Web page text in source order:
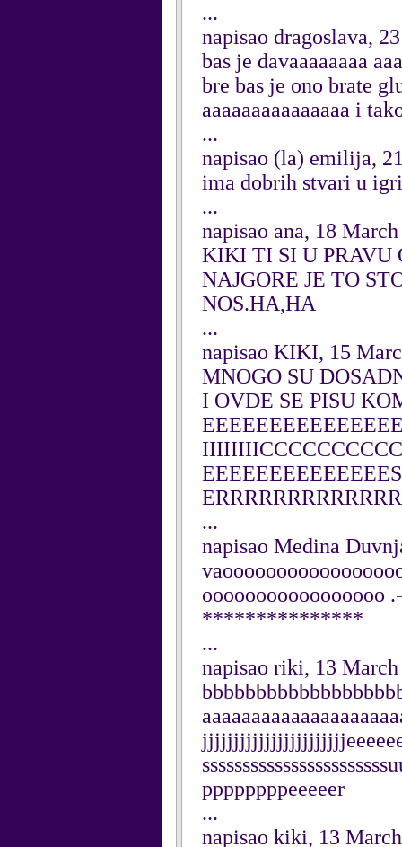
...
napisao dragoslava,
bas je davaaaaaaaa
bre bas je ono brate
aaaaaaaaaaaaaaa i
...
napisao (la) emilija,
ima dobrih stvari u
...
napisao ana, 18
KIKI TI SI U PRAVU
NAJGORE JE TO
NOS.HA,HA
...
napisao KIKI, 15
MNOGO SU
I OVDE SE PISU
...
napisao Medina
***************
...
napisao riki, 13 March
ppppppppeeeeer
...
napisao kiki, 13